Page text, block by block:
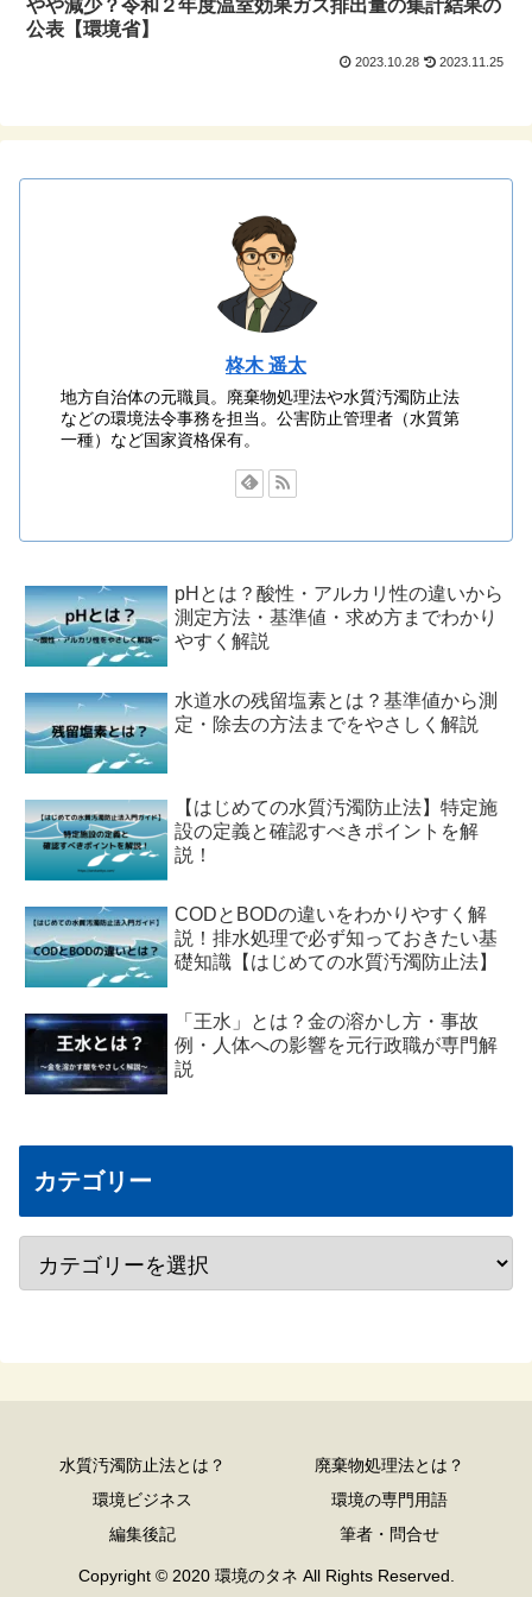
やや減少？令和２年度温室効果ガス排出量の集計結果の
公表【環境省】
2023.10.28 2023.11.25
柊木 遥太
地方自治体の元職員。廃棄物処理法や水質汚濁防止法
などの環境法令事務を担当。公害防止管理者（水質第
一種）など国家資格保有。
pHとは？酸性・アルカリ性の違いから
測定方法・基準値・求め方までわかり
やすく解説
水道水の残留塩素とは？基準値から測
定・除去の方法までをやさしく解説
【はじめての水質汚濁防止法】特定施
設の定義と確認すべきポイントを解
説！
CODとBODの違いをわかりやすく解
説！排水処理で必ず知っておきたい基
礎知識【はじめての水質汚濁防止法】
「王水」とは？金の溶かし方・事故
例・人体への影響を元行政職が専門解
説
カテゴリー
水質汚濁防止法とは？
廃棄物処理法とは？
環境ビジネス
環境の専門用語
編集後記
筆者・問合せ
Copyright © 2020 環境のタネ All Rights Reserved.